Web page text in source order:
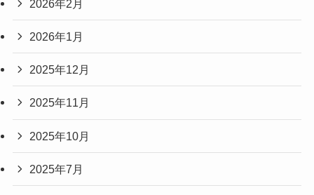
2026年2月
2026年1月
2025年12月
2025年11月
2025年10月
2025年7月